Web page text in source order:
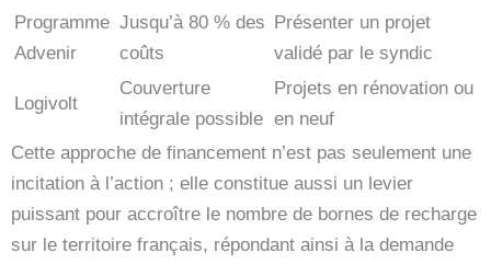
Programme
Advenir
Jusqu’à 80 % des
coûts
Présenter un projet
validé par le syndic
Logivolt
Couverture
intégrale possible
Projets en rénovation ou
en neuf
Cette approche de financement n’est pas seulement une
incitation à l’action ; elle constitue aussi un levier
puissant pour accroître le nombre de bornes de recharge
sur le territoire français, répondant ainsi à la demande